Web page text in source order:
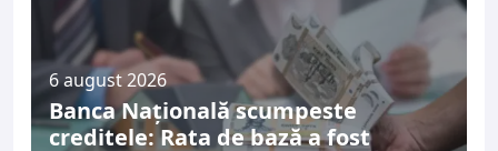
6 august 2026
Banca Națională scumpeste
creditele: Rata de bază a fost